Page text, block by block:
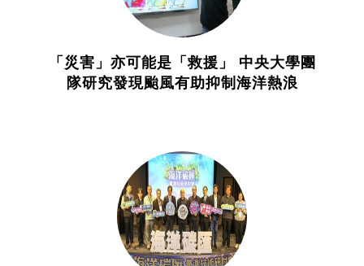
「災害」亦可能是「救援」 中央大學團
隊研究發現颱風有助抑制海洋熱浪